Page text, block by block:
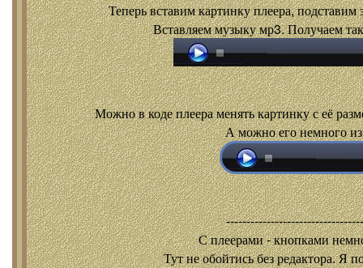
Теперь вставим картинку плеера, подставим
Вставляем музыку мр3. Получаем
Можно в коде плеера менять картинку с её
А можно его немного
С плеерами - кнопками
Тут не обойтись без редактора. Я